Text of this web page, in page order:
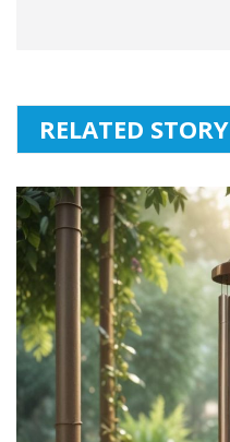
RELATED STORY